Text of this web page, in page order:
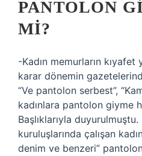
PANTOLON
MI?
-Kadın memurların
karar dönemin
“Ve pantolon serbest”,
kadınlara pantolon giyme
Başlıklarıyla
kuruluşlarında çalışan
denim ve benzeri”